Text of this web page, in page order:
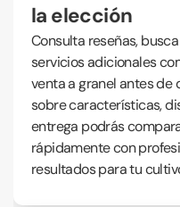
la elección
Consulta reseñas,
servicios adicionales
venta a granel antes de
sobre características,
entrega podrás
rápidamente con
resultados para tu